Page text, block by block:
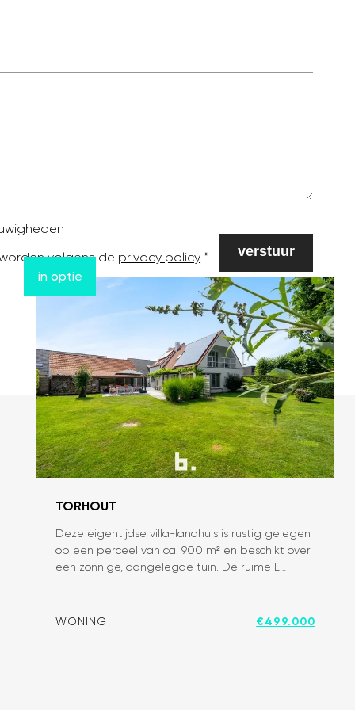
volgens de privacy policy
in optie
Knappe
villa
in
TORHOUT
Deze eigentijdse villa-landhuis is rustig gelegen
op een perceel van ca. 900 m² en beschikt over
een zonnige, aangelegde tuin. De ruime L…
WONING €499.000